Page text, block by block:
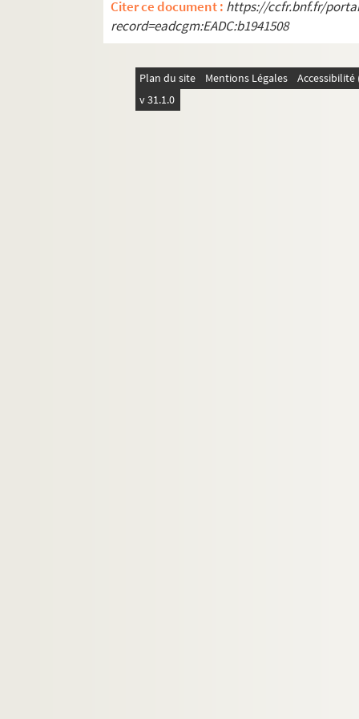
Papiers divers
Papiers personnels
4-MS-5087. Nécrologie de Marcel Poëte :
Citer ce document : https://ccfr.bnf.fr/
record=eadcgm:EADC:b1941508
Plan du site Mentions Légales
v 31.1.0